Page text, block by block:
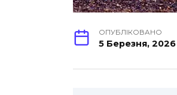
ОПУБЛІКОВАНО
5 Березня, 2026